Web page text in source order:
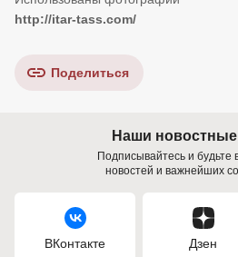
http://itar-tass.com/
Поделиться
Наши
Подписывайтесь и будьте
новостей и важнейших
ВКонтакте Дзен